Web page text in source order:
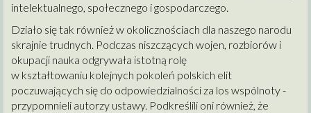
intelektualnego, społecznego i gospodarczego.
Działo się tak również w okolicznościach dla naszego narodu
skrajnie trudnych. Podczas niszczących wojen, rozbiorów i
okupacji nauka odgrywała istotną rolę
w kształtowaniu kolejnych pokoleń polskich elit
poczuwających się do odpowiedzialności za los wspólnoty -
przypomnieli autorzy ustawy. Podkreślili oni również, że